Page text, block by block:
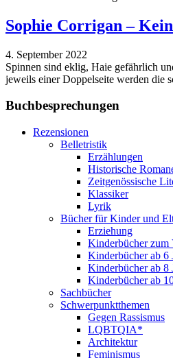
Sophie Corrigan –
4. September 2022
Spinnen sind eklig, Haie gefährlich
jeweils einer Doppelseite werden die
Buchbesprechungen
Rezensionen
Belletristik
Erzählungen
Historische
Zeitgenössische
Klassiker
Lyrik
Bücher für Kinder und
Erziehung
Kinderbücher zum
Kinderbücher ab 6
Kinderbücher ab 8
Kinderbücher ab
Sachbücher
Schwerpunktthemen
Gegen Rassismus
LQBTQIA*
Architektur
Feminismus